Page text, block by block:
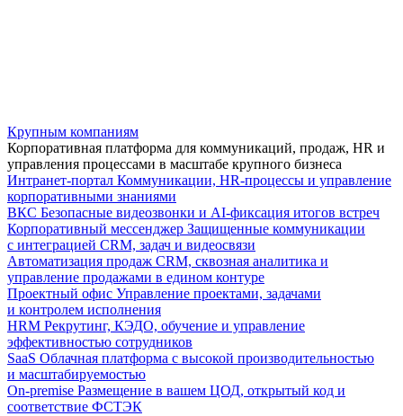
Крупным компаниям
Корпоративная платформа для коммуникаций, продаж, HR и
управления процессами в масштабе крупного бизнеса
Интранет-портал Коммуникации, HR-процессы и управление
корпоративными знаниями
ВКС Безопасные видеозвонки и AI-фиксация итогов встреч
Корпоративный мессенджер Защищенные коммуникации
с интеграцией CRM, задач и видеосвязи
Автоматизация продаж CRM, сквозная аналитика и
управление продажами в едином контуре
Проектный офис Управление проектами, задачами
и контролем исполнения
HRM Рекрутинг, КЭДО, обучение и управление
эффективностью сотрудников
SaaS Облачная платформа с высокой производительностью
и масштабируемостью
On-premise Размещение в вашем ЦОД, открытый код и
соответствие ФСТЭК